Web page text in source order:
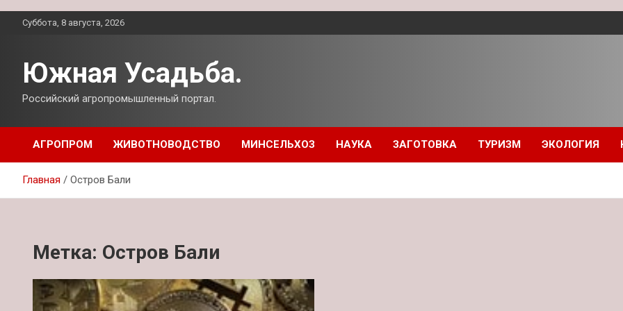
ПерейтиСуббота, 8 августа, 2026
Южная Усадьба.
Российский агропромышленный портал.
АГРОПРОМ ЖИВОТНОВОДСТВО МИНСЕЛЬХОЗ НАУКА ЗАГОТОВКА ТУРИЗМ ЭКОЛОГИЯ
Главная Остров Бали
Метка: Остров Бали